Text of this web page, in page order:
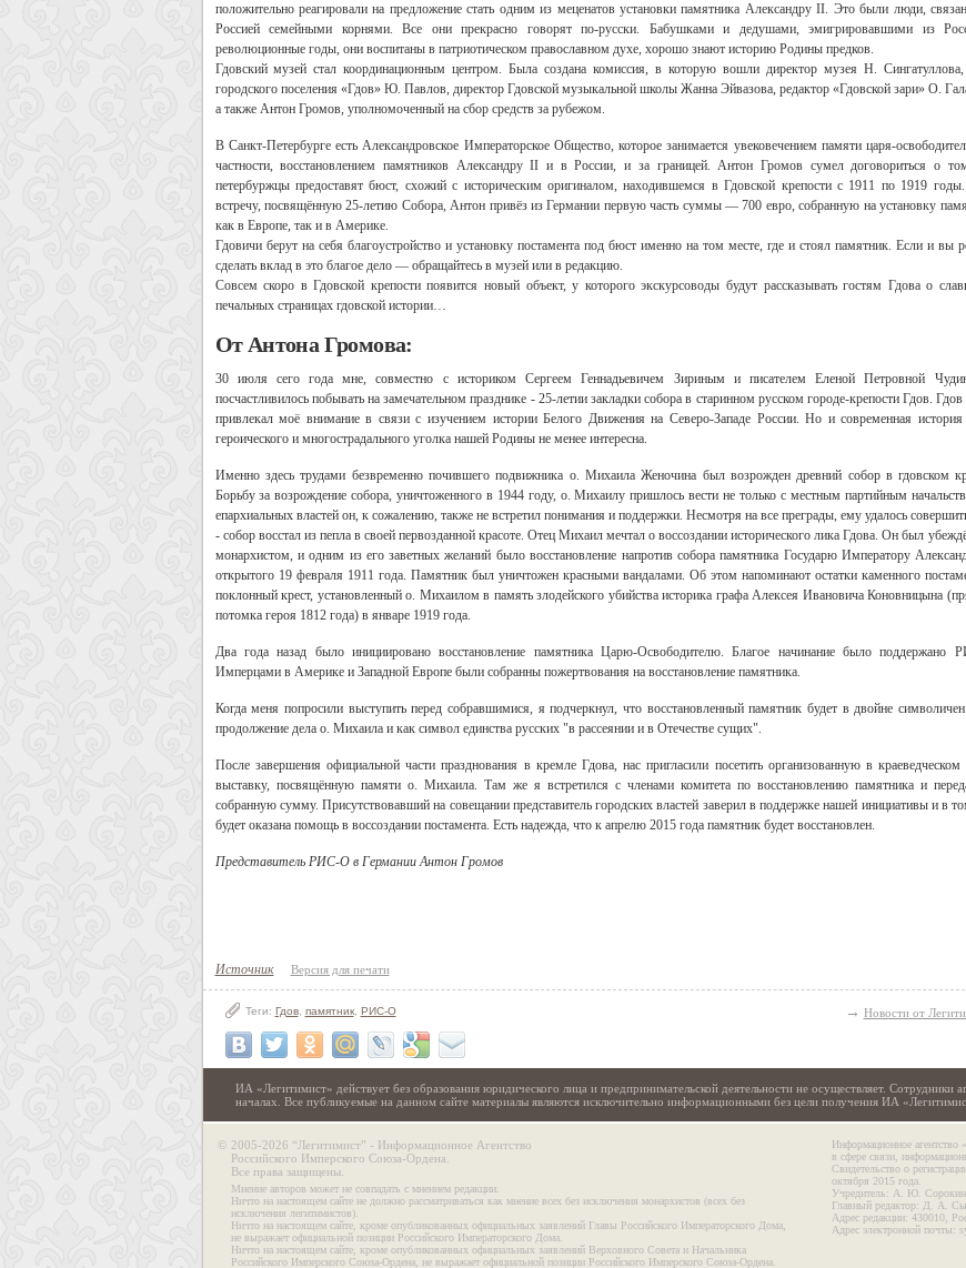
положительно реагировали на предложение стать одним из меценатов установки памятника Александру II. Это были люди,
Россией семейными корнями. Все они прекрасно говорят по-русски. Бабушками и дедушами, эмигрировавшими из
революционные годы, они воспитаны в патриотическом православном духе, хорошо знают историю Родины предков.
Гдовский музей стал координационным центром. Была создана комиссия, в которую вошли директор музея Н. Сингатуллова,
городского поселения «Гдов» Ю. Павлов, директор Гдовской музыкальной школы Жанна Эйвазова, редактор «Гдовской зари» О.
а также Антон Громов, уполномоченный на сбор средств за рубежом.
В Санкт-Петербурге есть Александровское Императорское Общество, которое занимается увековечением памяти царя-
частности, восстановлением памятников Александру II и в России, и за границей. Антон Громов сумел договориться о
петербуржцы предоставят бюст, схожий с историческим оригиналом, находившемся в Гдовской крепости с 1911 по 1919
встречу, посвящённую 25-летию Собора, Антон привёз из Германии первую часть суммы — 700 евро, собранную на установку
как в Европе, так и в Америке.
Гдовичи берут на себя благоустройство и установку постамента под бюст именно на том месте, где и стоял памятник. Если и вы
сделать вклад в это благое дело — обращайтесь в музей или в редакцию.
Совсем скоро в Гдовской крепости появится новый объект, у которого экскурсоводы будут рассказывать гостям Гдова о
печальных страницах гдовской истории…
От Антона Громова:
30 июля сего года мне, совместно с историком Сергеем Геннадьевичем Зириным и писателем Еленой Петровной
посчастливилось побывать на замечательном празднике - 25-летии закладки собора в старинном русском городе-крепости Гдов.
привлекал моё внимание в связи с изучением истории Белого Движения на Северо-Западе России. Но и современная история
героического и многострадального уголка нашей Родины не менее интересна.
Именно здесь трудами безвременно почившего подвижника о. Михаила Женочина был возрожден древний собор в гдовском
Борьбу за возрождение собора, уничтоженного в 1944 году, о. Михаилу пришлось вести не только с местным партийным
епархиальных властей он, к сожалению, также не встретил понимания и поддержки. Несмотря на все преграды, ему удалось
- собор восстал из пепла в своей первозданной красоте. Отец Михаил мечтал о воссоздании исторического лика Гдова. Он был
монархистом, и одним из его заветных желаний было восстановление напротив собора памятника Государю Императору
открытого 19 февраля 1911 года. Памятник был уничтожен красными вандалами. Об этом напоминают остатки каменного
поклонный крест, установленный о. Михаилом в память злодейского убийства историка графа Алексея Ивановича Коновницына
потомка героя 1812 года) в январе 1919 года.
Два года назад было инициировано восстановление памятника Царю-Освободителю. Благое начинание было поддержано
Имперцами в Америке и Западной Европе были собранны пожертвования на восстановление памятника.
Когда меня попросили выступить перед собравшимися, я подчеркнул, что восстановленный памятник будет в двойне
продолжение дела о. Михаила и как символ единства русских "в рассеянии и в Отечестве сущих".
После завершения официальной части празднования в кремле Гдова, нас пригласили посетить организованную в краеведческом
выставку, посвящённую памяти о. Михаила. Там же я встретился с членами комитета по восстановлению памятника и
собранную сумму. Присутствовавший на совещании представитель городских властей заверил в поддержке нашей инициативы и в
будет оказана помощь в воссоздании постамента. Есть надежда, что к апрелю 2015 года памятник будет восстановлен.
Представитель РИС-О в Германии Антон Громов
Источник Версия для печати
Теги: Гдов, памятник, РИС-О → Новости от
Свидетельство
ИА «Легитимист» действует без образования юридического лица и предпринимательской деятельности не осуществляет. Сотрудники
началах. Все публикуемые на данном сайте материалы являются исключительно информационными без цели получения ИА
© 2005-2026 “Легитимист” - Информационное Агентство
Российского Имперского Союза-Ордена.
Все права защищены.
Мнение авторов может не совпадать с мнением редакции.
Ничто на настоящем сайте не должно рассматриваться как мнение всех без исключения монархистов (всех без
исключения легитимистов).
Ничто на настоящем сайте, кроме опубликованных официальных заявлений Главы Российского Императорского Дома,
не выражает официальной позиции Российского Императорского Дома.
Ничто на настоящем сайте, кроме опубликованных официальных заявлений Верховного Совета и Начальника
Российского Имперского Союза-Ордена, не выражает официальной позиции Российского Имперского Союза-Ордена.
Информационное агентство
в сфере связи,
Свидетельство о
октября 2015 года.
Учредитель: А. Ю. Сорокин.
Главный редактор: Д. А.
Адрес редакции: 430010,
Адрес электронной почты: